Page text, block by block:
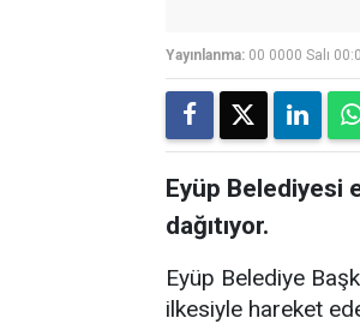
Yayınlanma: 00 0000 Salı
Eyüp Belediyesi
dağıtıyor.
Eyüp Belediye
ilkesiyle hareket